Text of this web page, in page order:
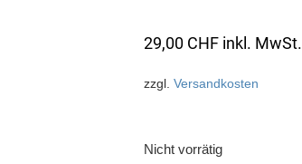
29,00 CHF inkl. MwSt.
zzgl. Versandkosten
Nicht vorrätig